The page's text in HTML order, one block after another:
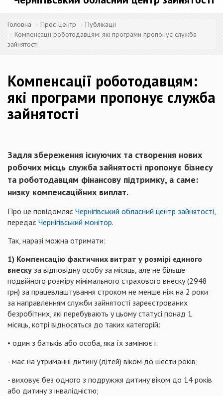
Головна Прес-центр
Публікації
Компенсації роботодавцям: які програми пропонує служба
зайнятості
Компенсації роботодавцям:
які програми пропонує служба
зайнятості
Задля збереження існуючих та створення нових
робочих місць служба зайнятості пропонує бізнесу
та роботодавцям фінансову підтримку, а саме:
низку компенсаційних виплат.
Про це повідомляє Чернігівський обласний центр зайнятості,
передає Чернігівський монітор.
Так, наразі можна отримати:
1) Компенсацію фактичних витрат у розмірі єдиного
внеску за відповідну особу за місяць, але не більше
подвійного розміру мінімального страхового внеску (2948
грн) за працевлаштування строком не менше ніж на 2 роки
за направленням служби зайнятості зареєстрованих
безробітних, які перебувають у цьому статусі понад 1
місяць, котрі відносяться до таких категорій:
• один з батьків або особа, яка їх замінює і:
- має на утриманні дитину (дітей) віком до шести років;
- виховує без одного з подружжя дитину віком до 14 років
або дитину з інвалідністю;